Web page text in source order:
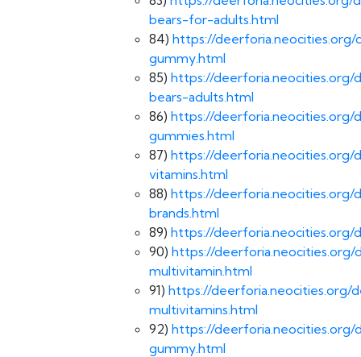
bears-for-adults.html
84) https://
gummy.html
85) https://
bears-adults.html
86) https://
gummies.html
87) https://
vitamins.html
88) https://
brands.html
89) https://
90) https://
multivitamin.html
91) https://
multivitamins.html
92) https://
gummy.html